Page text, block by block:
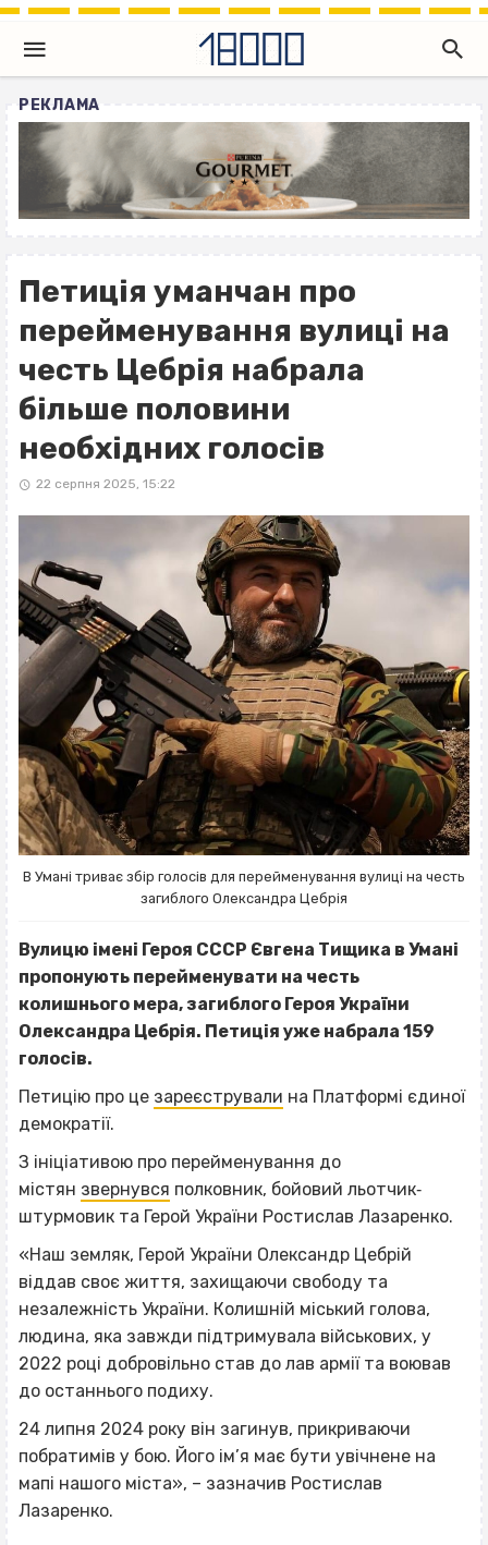
РЕКЛАМА
Петиція уманчан про
перейменування вулиці на
честь Цебрія набрала
більше половини
необхідних голосів
22 серпня 2025, 15:22
В Умані триває збір голосів для перейменування вулиці на честь
загиблого Олександра Цебрія
Вулицю імені Героя СССР Євгена Тищика в Умані
пропонують перейменувати на честь
колишнього мера, загиблого Героя України
Олександра Цебрія. Петиція уже набрала 159
голосів.
Петицію про це зареєстрували на Платформі єдиної
демократії.
З ініціативою про перейменування до
містян звернувся полковник, бойовий льотчик‐
штурмовик та Герой України Ростислав Лазаренко.
«Наш земляк, Герой України Олександр Цебрій
віддав своє життя, захищаючи свободу та
незалежність України. Колишній міський голова,
людина, яка завжди підтримувала військових, у
2022 році добровільно став до лав армії та воював
до останнього подиху.
24 липня 2024 року він загинув, прикриваючи
побратимів у бою. Його ім’я має бути увічнене на
мапі нашого міста», – зазначив Ростислав
Лазаренко.